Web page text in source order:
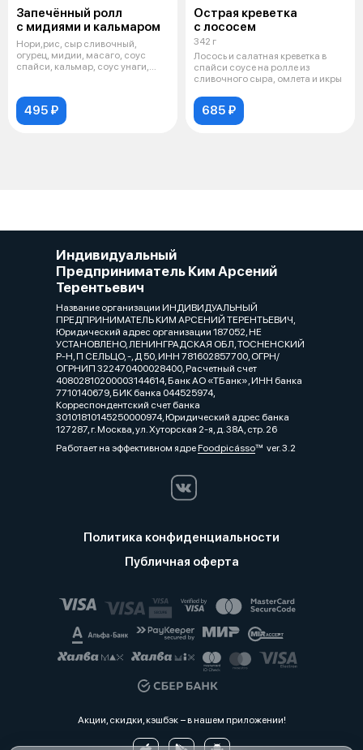
Запечённый ролл
с мидиями и кальмаром
Нори,рис, сыр сливочный,
огурец, мидии, масаго, соус
спайси, кальмар, соус унаги,
495 ₽
Острая креветка
с лососем
342 г
Лосось и салатная креветка в
спайси соусе на ролле из
сливочного сыра, омлета и икры
685 ₽
Индивидуальный
Предприниматель Ким Арсений
Терентьевич
Название организации ИНДИВИДУАЛЬНЫЙ
ПРЕДПРИНИМАТЕЛЬ КИМ АРСЕНИЙ ТЕРЕНТЬЕВИЧ,
Юридический адрес организации 187052, НЕ
УСТАНОВЛЕНО, ЛЕНИНГРАДСКАЯ ОБЛ, ТОСНЕНСКИЙ
Р-Н, П СЕЛЬЦО, -, Д 50, ИНН 781602857700, ОГРН/
ОГРНИП 322470400028400, Расчетный счет
40802810200003144614, Банк АО «ТБанк», ИНН банка
7710140679, БИК банка 044525974,
Корреспондентский счет банка
30101810145250000974, Юридический адрес банка
127287, г. Москва, ул. Хуторская 2-я, д. 38А, стр. 26
Работает на эффективном ядреFoodpicássover. 3.2
Политика конфиденциальности
Публичная оферта
Акции, скидки, кэшбэк − в нашем приложении!